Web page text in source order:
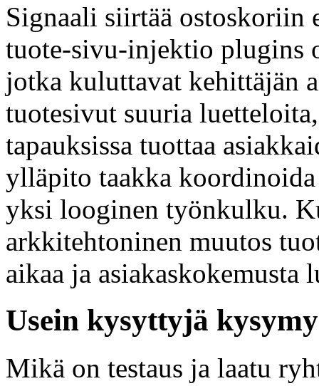
Signaali siirtää
tuote-sivu-injektio plugins
jotka kuluttavat kehittäjän
tuotesivut suuria
tapauksissa tuottaa
ylläpito taakka
yksi looginen työnkulku.
arkkitehtoninen muutos
aikaa ja asiakaskokemusta
Usein kysyttyjä
Mikä on testaus ja laatu